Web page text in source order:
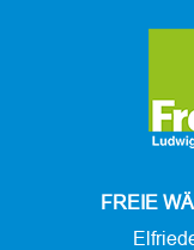
FREIE